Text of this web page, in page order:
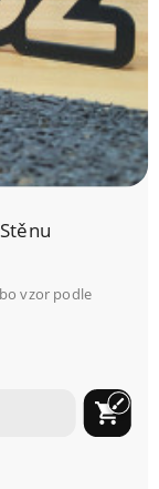
vzor podle
shopping_cart
brush